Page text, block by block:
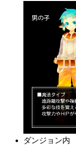
ダンジョン内